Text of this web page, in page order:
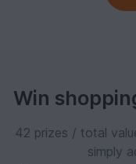
Win
42 prizes / total
simply